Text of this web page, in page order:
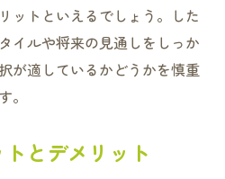
ットといえるでしょう。した
イルや将来の見通しをしっか
が適しているかどうかを慎重
。
とデメリット